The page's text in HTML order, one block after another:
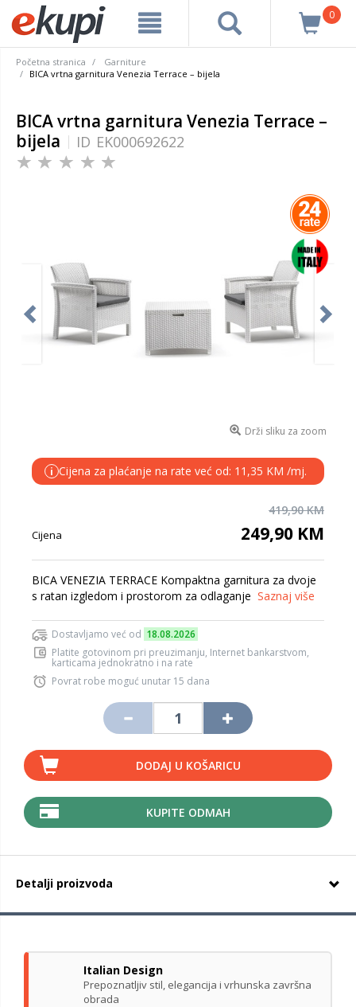
0
Početna stranica
Garniture
BICA vrtna garnitura Venezia Terrace – bijela
BICA vrtna garnitura Venezia Terrace –
bijela
ID EK000692622
Drži sliku za zoom
i Cijena za plaćanje na rate već od: 11,35 KM /mj.
419,90 KM
Cijena 249,90 KM
BICA VENEZIA TERRACE Kompaktna garnitura za dvoje
s ratan izgledom i prostorom za odlaganje Saznaj više
Dostavljamo već od 18.08.2026
Platite gotovinom pri preuzimanju, Internet bankarstvom,
karticama jednokratno i na rate
Povrat robe moguć unutar 15 dana
DODAJ U KOŠARICU
KUPITE ODMAH
Detalji proizvoda
Italian Design
Prepoznatljiv stil, elegancija i vrhunska završna
obrada